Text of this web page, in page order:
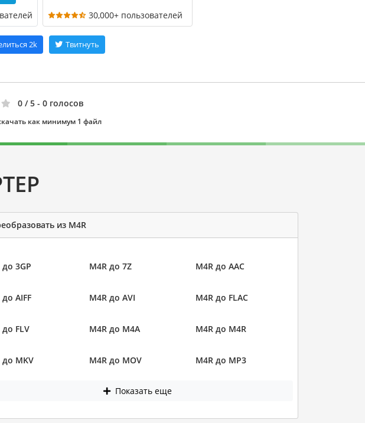
30,000+ пользователей
2k Твитнуть
0 / 5 - 0 голосов
как минимум 1 файл
из M4R
до 3GP M4R до 7Z M4R до AAC
до AIFF M4R до AVI M4R до FLAC
до FLV M4R до M4A M4R до M4R
до MKV M4R до MOV M4R до MP3
Показать еще